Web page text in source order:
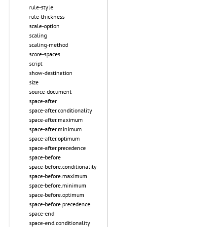
rule-style
rule-thickness
scale-option
scaling
scaling-method
score-spaces
script
show-destination
size
source-document
space-after
space-after.conditionality
space-after.maximum
space-after.minimum
space-after.optimum
space-after.precedence
space-before
space-before.conditionality
space-before.maximum
space-before.minimum
space-before.optimum
space-before.precedence
space-end
space-end.conditionality